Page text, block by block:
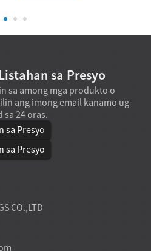
sa Presyo
sa among mga produkto o
ang imong email kanamo ug
24 oras.
sa Presyo
sa Presyo
CO.,LTD